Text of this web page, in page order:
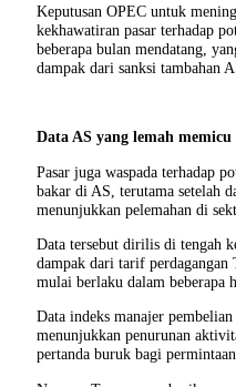
Keputusan OPEC untuk
kekhawatiran pasar terhadap
beberapa bulan mendatang,
dampak dari sanksi tambahan
Data AS yang lemah
Pasar juga waspada terhadap
bakar di AS, terutama setelah
menunjukkan pelemahan di
Data tersebut dirilis di tengah
dampak dari tarif perdagangan
mulai berlaku dalam beberapa
Data indeks manajer
menunjukkan penurunan
pertanda buruk bagi